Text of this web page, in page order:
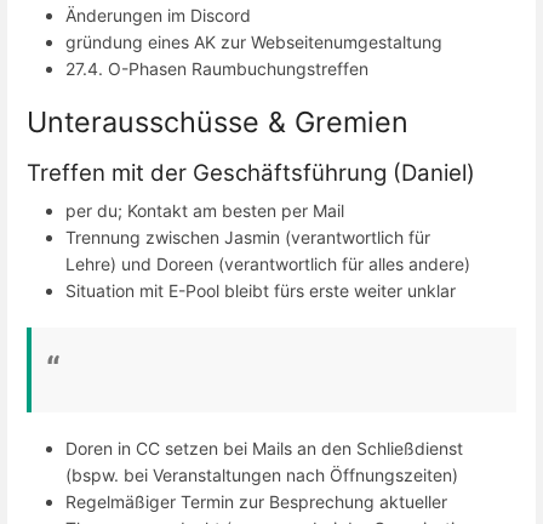
Änderungen im Discord
gründung eines AK zur Webseitenumgestaltung
27.4. O-Phasen Raumbuchungstreffen
Unterausschüsse & Gremien
Treffen mit der Geschäftsführung (Daniel)
per du; Kontakt am besten per Mail
Trennung zwischen Jasmin (verantwortlich für
Lehre) und Doreen (verantwortlich für alles andere)
Situation mit E-Pool bleibt fürs erste weiter unklar
Doren in CC setzen bei Mails an den Schließdienst
(bspw. bei Veranstaltungen nach Öffnungszeiten)
Regelmäßiger Termin zur Besprechung aktueller